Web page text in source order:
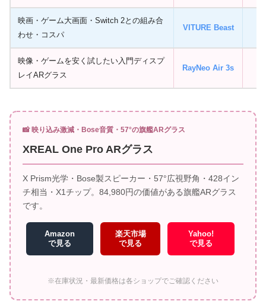
映画・ゲーム大画面・Switch 2との組み合
わせ・コスパ
VITURE Beast
映像・ゲームを安く試したい入門ディスプ
レイARグラス
RayNeo Air 3s
📸 映り込み激減・Bose音質・57°の旗艦ARグラス
XREAL One Pro ARグラス
X Prism光学・Bose製スピーカー・57°広視野角・428イン
チ相当・X1チップ。84,980円の価値がある旗艦ARグラス
です。
Amazon
で見る
楽天市場
で見る
Yahoo!
で見る
※在庫状況・最新価格は各ショップでご確認ください